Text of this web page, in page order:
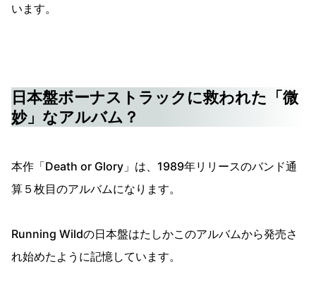
います。
日本盤ボーナストラックに救われた「微
妙」なアルバム？
本作「Death or Glory」は、1989年リリースのバンド通
算５枚目のアルバムになります。
Running Wildの日本盤はたしかこのアルバムから発売さ
れ始めたように記憶しています。